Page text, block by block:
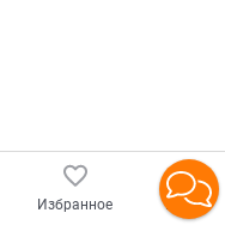
Избранное Войти